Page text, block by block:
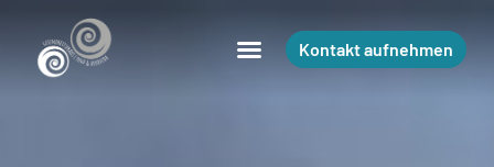
Kontakt aufnehmen